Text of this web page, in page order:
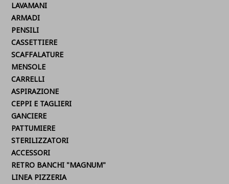
LAVAMANI
ARMADI
PENSILI
CASSETTIERE
SCAFFALATURE
MENSOLE
CARRELLI
ASPIRAZIONE
CEPPI E TAGLIERI
GANCIERE
PATTUMIERE
STERILIZZATORI
ACCESSORI
RETRO BANCHI "MAGNUM"
LINEA PIZZERIA